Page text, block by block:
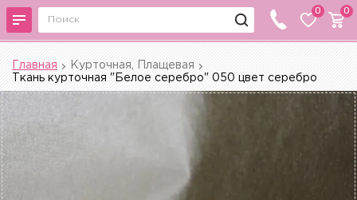
0 0
Главная
Курточная, Плащевая
Ткань курточная "Белое серебро" 050 цвет серебро